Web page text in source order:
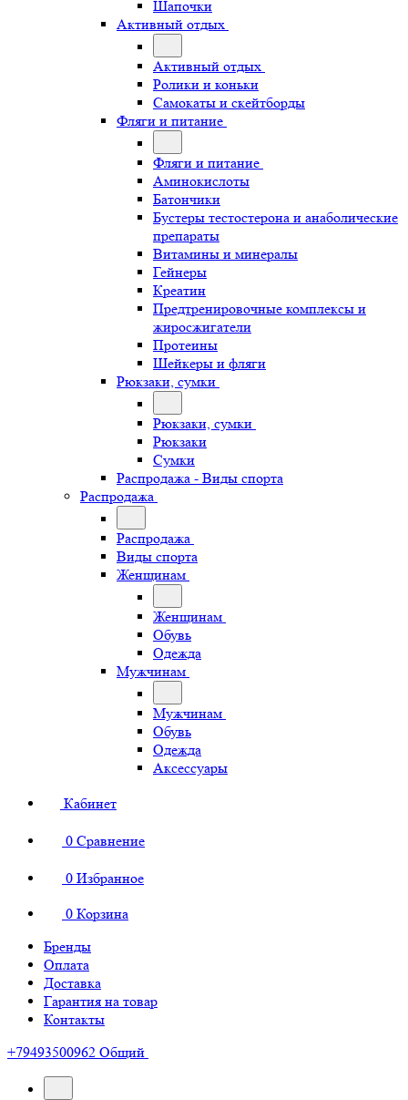
Шапочки
Активный отдых
Активный отдых
Ролики и коньки
Самокаты и скейтборды
Фляги и питание
Фляги и питание
Аминокислоты
Батончики
Бустеры тестостерона и анаболические
препараты
Витамины и минералы
Гейнеры
Креатин
Предтренировочные комплексы и
жиросжигатели
Протеины
Шейкеры и фляги
Рюкзаки, сумки
Рюкзаки, сумки
Рюкзаки
Сумки
Распродажа - Виды спорта
Распродажа
Распродажа
Виды спорта
Женщинам
Женщинам
Обувь
Одежда
Мужчинам
Мужчинам
Обувь
Одежда
Аксессуары
Кабинет
0 Сравнение
0 Избранное
0 Корзина
Бренды
Оплата
Доставка
Гарантия на товар
Контакты
+79493500962 Общий